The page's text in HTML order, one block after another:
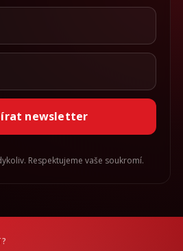
newsletter
Respektujeme vaše soukromí.